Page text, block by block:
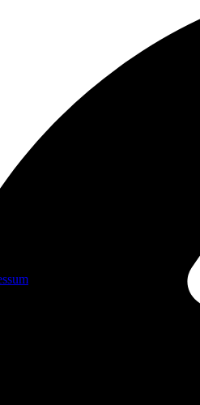
Website. Einige von ihnen sind
Sie die Cookies zulassen möchten.